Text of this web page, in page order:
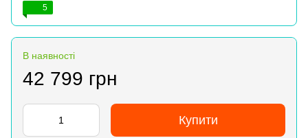
5
В наявності
42 799 грн
Купити